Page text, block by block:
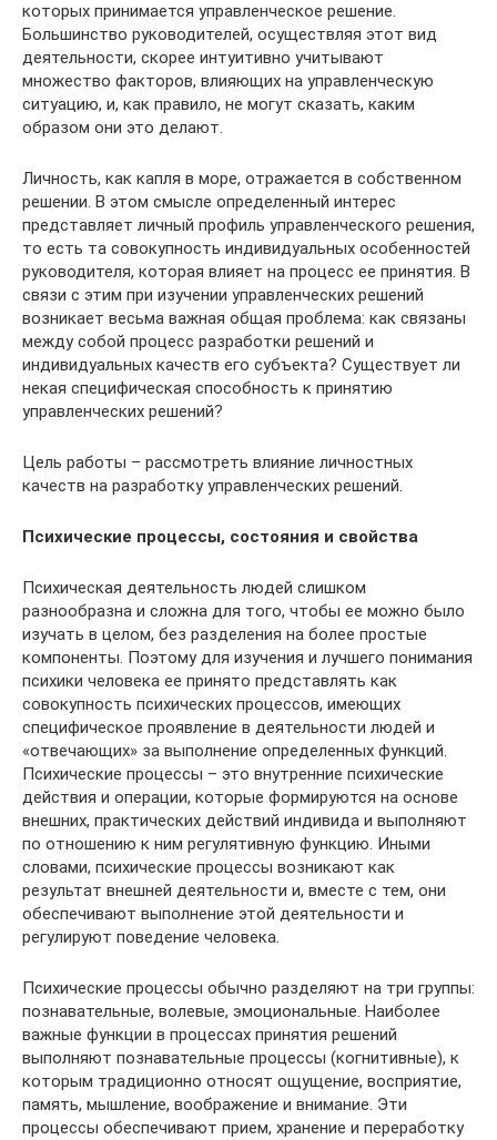
которых принимается управленческое решение.
Большинство руководителей, осуществляя этот вид
деятельности, скорее интуитивно учитывают
множество факторов, влияющих на управленческую
ситуацию, и, как правило, не могут сказать, каким
образом они это делают.
Личность, как капля в море, отражается в собственном
решении. В этом смысле определенный интерес
представляет личный профиль управленческого решения,
то есть та совокупность индивидуальных особенностей
руководителя, которая влияет на процесс ее принятия. В
связи с этим при изучении управленческих решений
возникает весьма важная общая проблема: как связаны
между собой процесс разработки решений и
индивидуальных качеств его субъекта? Существует ли
некая специфическая способность к принятию
управленческих решений?
Цель работы – рассмотреть влияние личностных
качеств на разработку управленческих решений.
Психические процессы, состояния и свойства
Психическая деятельность людей слишком
разнообразна и сложна для того, чтобы ее можно было
изучать в целом, без разделения на более простые
компоненты. Поэтому для изучения и лучшего понимания
психики человека ее принято представлять как
совокупность психических процессов, имеющих
специфическое проявление в деятельности людей и
«отвечающих» за выполнение определенных функций.
Психические процессы – это внутренние психические
действия и операции, которые формируются на основе
внешних, практических действий индивида и выполняют
по отношению к ним регулятивную функцию. Иными
словами, психические процессы возникают как
результат внешней деятельности и, вместе с тем, они
обеспечивают выполнение этой деятельности и
регулируют поведение человека.
Психические процессы обычно разделяют на три группы:
познавательные, волевые, эмоциональные. Наиболее
важные функции в процессах принятия решений
выполняют познавательные процессы (когнитивные), к
которым традиционно относят ощущение, восприятие,
память, мышление, воображение и внимание. Эти
процессы обеспечивают прием, хранение и переработку